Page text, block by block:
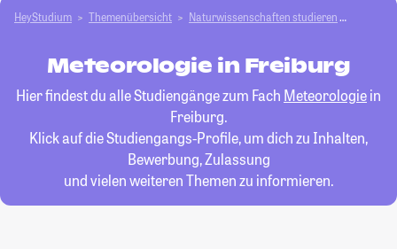
HeyStudium Themenübersicht Natur­wissenschaften studieren
Meteorologie in Freiburg
Hier findest du alle Studiengänge zum Fach Meteorologiein
Freiburg.
Klick auf die Studiengangs-Profile, um dich zu Inhalten,
Bewerbung, Zulassung
und vielen weiteren Themen zu informieren.